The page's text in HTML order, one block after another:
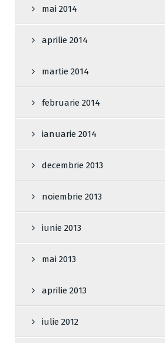
mai 2014
aprilie 2014
martie 2014
februarie 2014
ianuarie 2014
decembrie 2013
noiembrie 2013
iunie 2013
mai 2013
aprilie 2013
iulie 2012